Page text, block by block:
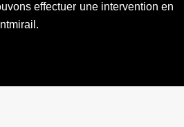
effectuer une intervention en